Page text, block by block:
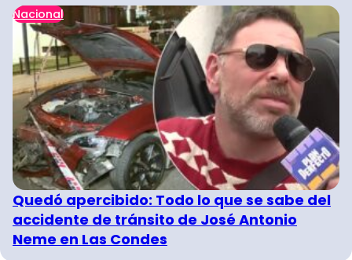
Nacional
Quedó apercibido: Todo lo que se sabe del
accidente de tránsito de José Antonio
Neme en Las Condes